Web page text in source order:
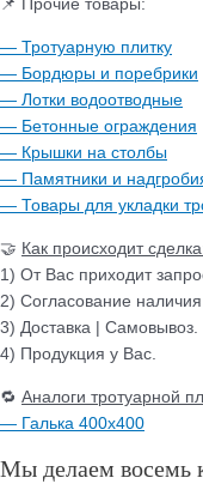
📌 Прочие товары:
— Тротуарную плитку
— Бордюры и поребрики
— Лотки водоотводные
— Бетонные ограждения
— Крышки на столбы
— Памятники и
— Товары для укладки
🤝 Как происходит
1) От Вас приходит
2) Согласование наличия
3) Доставка | Самовывоз.
4) Продукция у Вас.
🔁 Аналоги тротуарной
— Галька 400х400
Мы делаем восемь